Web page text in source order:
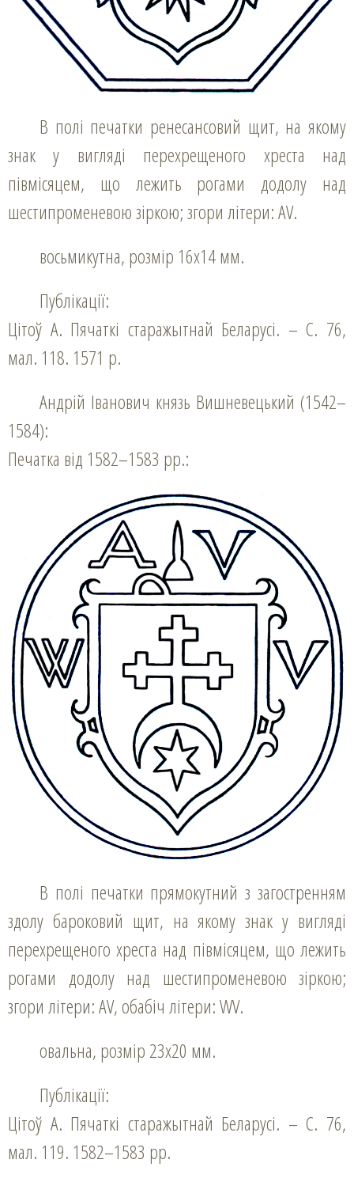
В полі печатки ренесансовий щит, на якому
знак у вигляді перехрещеного хреста над
півмісяцем, що лежить рогами додолу над
шестипроменевою зіркою; згори літери: AV.
восьмикутна, розмір 16х14 мм.
Публікації:
Цітоў А. Пячаткі старажытнай Беларусі. – С. 76,
мал. 118. 1571 р.
Андрій Іванович князь Вишневецький (1542–
1584):
Печатка від 1582–1583 рр.:
В полі печатки прямокутний з загостренням
здолу бароковий щит, на якому знак у вигляді
перехрещеного хреста над півмісяцем, що лежить
рогами додолу над шестипроменевою зіркою;
згори літери: AV, обабіч літери: WV.
овальна, розмір 23х20 мм.
Публікації:
Цітоў А. Пячаткі старажытнай Беларусі. – С. 76,
мал. 119. 1582–1583 рр.